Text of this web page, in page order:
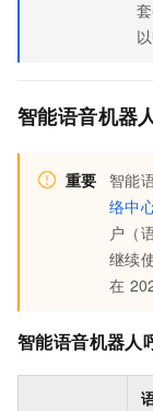
智能语音机器
重要 智能
络中
户（
继续
在
智能语音机器人